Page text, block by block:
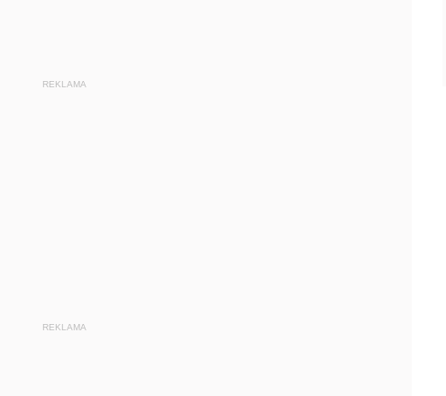
REKLAMA
REKLAMA